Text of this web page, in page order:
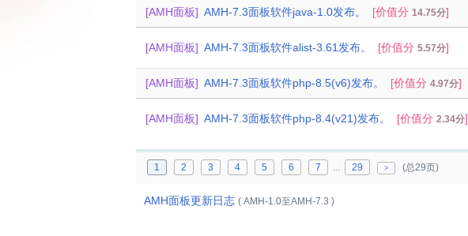
[AMH面板] AMH-7.3面板软件java-1.0发布。 [价值分 14.75分]
[AMH面板] AMH-7.3面板软件alist-3.61发布。 [价值分 5.57分]
[AMH面板] AMH-7.3面板软件php-8.5(v6)发布。 [价值分 4.97分]
[AMH面板] AMH-7.3面板软件php-8.4(v21)发布。 [价值分 2.34分]
1 2 3 4 5 6 7 ... 29 > (总29页)
AMH面板更新日志 ( AMH-1.0至AMH-7.3 )